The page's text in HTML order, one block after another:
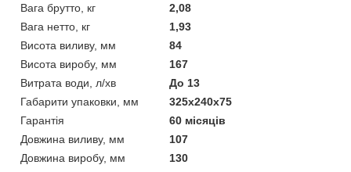
Вага брутто, кг
2,08
Вага нетто, кг
1,93
Висота виливу, мм
84
Висота виробу, мм
167
Витрата води, л/хв
До 13
Габарити упаковки, мм
325х240х75
Гарантія
60 місяців
Довжина виливу, мм
107
Довжина виробу, мм
130